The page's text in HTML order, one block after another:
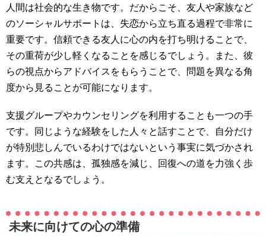
人間は社会的な生き物です。だからこそ、友人や家族など
のソーシャルサポートは、失恋から立ち直る過程で非常に
重要です。信頼できる友人に心の内を打ち明けることで、
その重荷が少し軽くなることを感じるでしょう。また、彼
らの視点からアドバイスをもらうことで、問題を異なる角
度から見ることが可能になります。
支援グループやカウンセリングを利用することも一つの手
です。同じような経験をした人々と話すことで、自分だけ
が特別悲しんでいるわけではないという事実に気づかされ
ます。この共感は、孤独感を減じ、回復への道を力強く歩
む支えとなるでしょう。
未来に向けての心の準備